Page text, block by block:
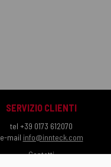
SERVIZIO CLIENTI
tel +39 0173 612070
e-mail info@innteck.com
Contatti